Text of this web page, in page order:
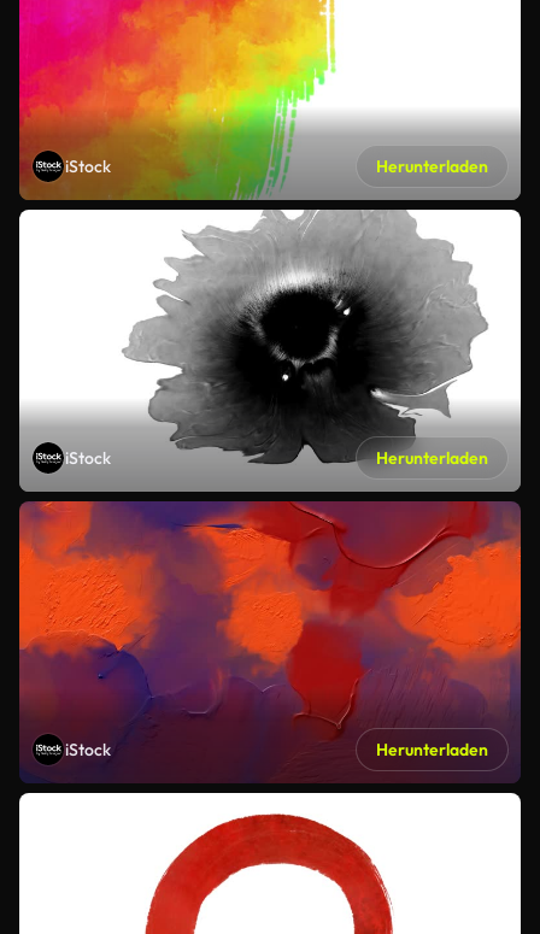
iStock Herunterladen
iStock Herunterladen
iStock Herunterladen